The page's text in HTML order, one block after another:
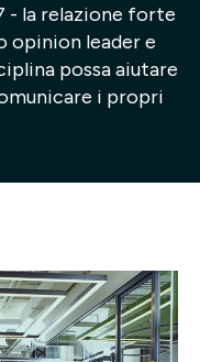
- la relazione forte
opinion leader e
possa aiutare
i propri